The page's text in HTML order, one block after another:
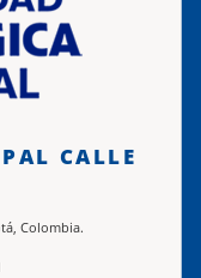
CALLE
Colombia.